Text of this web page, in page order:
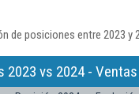
posiciones entre 2023 y
2023 vs 2024 - Ventas